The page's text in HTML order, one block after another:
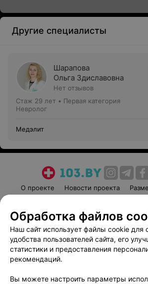
Другие специалисты
Шарапова
Ольга Здиславовна
Нет отзывов
Стаж 29 лет • Первая категория
Невролог
Медэлит
О проекте Новости проекта
Пользовательское соглашение
Вакансии
Партнеры
Написать руководителю
Обработка файлов
Наш сайт использует файлы cookie для
удобства пользователей сайта, его
статистики и предоставления
рекомендаций.
Вы можете настроить параметры